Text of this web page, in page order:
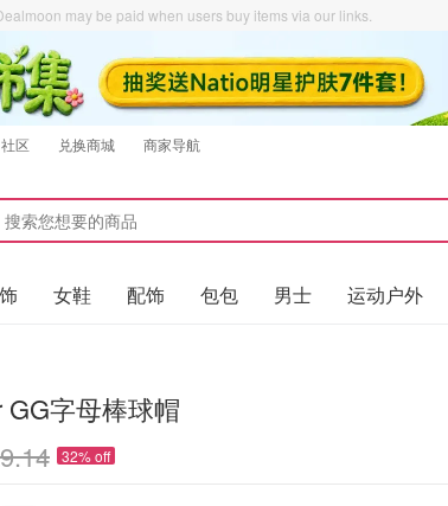
may be paid when users buy items via our links.
社区 兑换商城 商家导航
女鞋 配饰 包包 男士 运动户外
GG字母棒球帽
32% off